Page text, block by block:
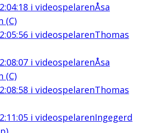
i videospelarenÅsa
(C)
i videospelarenThomas
i videospelarenÅsa
(C)
i videospelarenThomas
i videospelarenIngegerd